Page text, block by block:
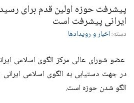
پیشرفت حوزه اولین قدم برای
ایرانی پیشرفت است
دسته:اخبار و رویدادها
عضو شورای عالی مرکز الگوی اسلامی
در جهت دستیابی به الگوی اسلامی
الگو شدن حوزه است.